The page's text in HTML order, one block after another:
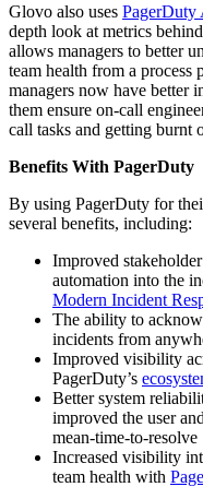
Glovo also uses PagerDuty
depth look at metrics
allows managers to better
team health from a
managers now have better
them ensure on-call
call tasks and getting burnt
Benefits With PagerDuty
By using PagerDuty for
several benefits, including:
Improved
automation into the
Modern Incident
The ability to
incidents from
Improved visibility
PagerDuty’s
Better system
improved the user
mean-time-to-resolve
Increased visibility
team health with